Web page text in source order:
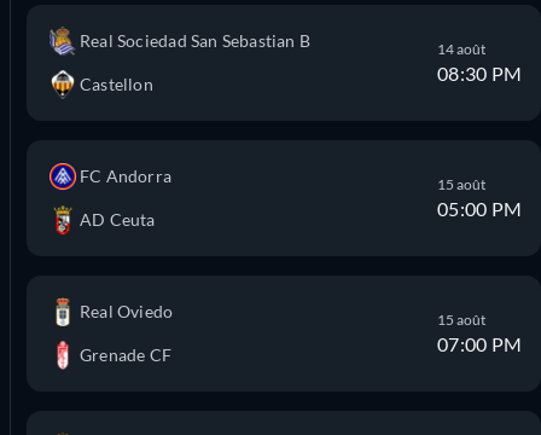
Real Sociedad San Sebastian B
Castellon
14 août
08:30 PM
FC Andorra
AD Ceuta
15 août
05:00 PM
Real Oviedo
Grenade CF
15 août
07:00 PM